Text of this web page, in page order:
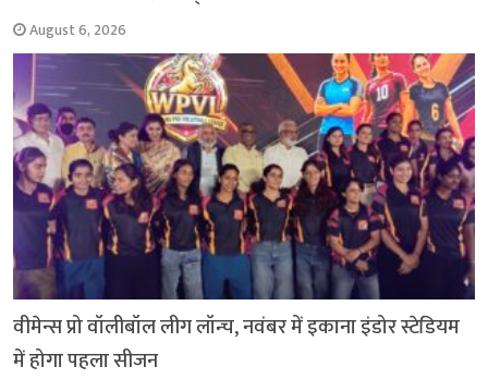
August 6, 2026
वीमेन्स प्रो वॉलीबॉल लीग लॉन्च, नवंबर में इकाना इंडोर स्टेडियम
में होगा पहला सीजन